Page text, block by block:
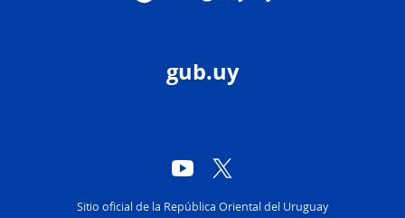
gub.uy
YouTube
Sitio oficial de la República Oriental del Uruguay